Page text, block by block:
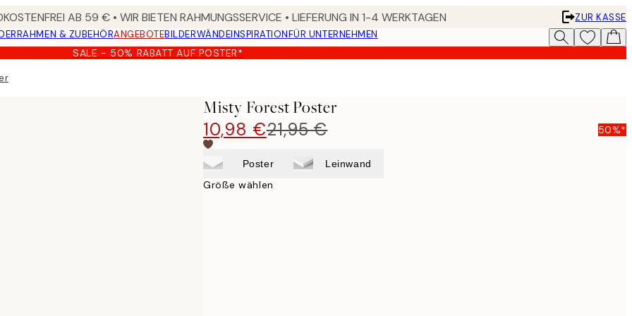
AB 59 € • WIR BIETEN RAHMUNGSSERVICE • LIEFERUNG IN 1-4 WERKTAGEN
ZUR KASSE
RAHMEN & ZUBEHÖRANGEBOTEBILDERWÄNDEINSPIRATIONFÜR UNTERNEHMEN
SALE - 50% RABATT AUF POSTER*
Misty Forest Poster
10,98 €21,95 € 50%*
Poster Leinwand
Größe wählen